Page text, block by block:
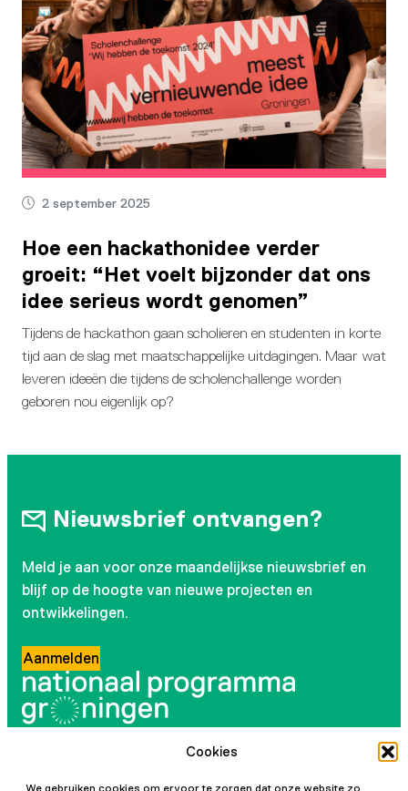
Cookies
We gebruiken cookies om ervoor te zorgen dat onze website zo
2 september 2025
Hoe een hackathonidee verder
groeit: “Het voelt bijzonder dat ons
idee serieus wordt genomen”
Tijdens de hackathon gaan scholieren en studenten in korte
tijd aan de slag met maatschappelijke uitdagingen. Maar wat
leveren ideeën die tijdens de scholenchallenge worden
geboren nou eigenlijk op?
Nieuwsbrief ontvangen?
Meld je aan voor onze maandelijkse nieuwsbrief en
blijf op de hoogte van nieuwe projecten en
ontwikkelingen.
Aanmelden